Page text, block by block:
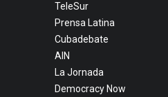
TeleSur
Prensa Latina
Cubadebate
AIN
La Jornada
Democracy Now